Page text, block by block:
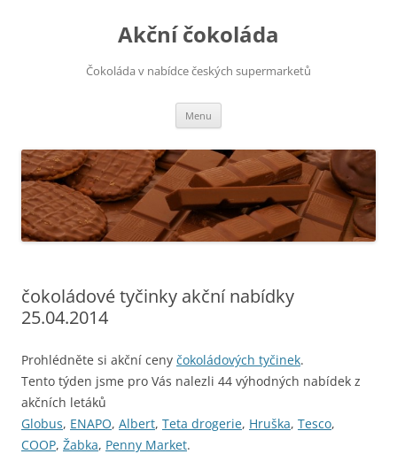
Akční čokoláda
Čokoláda v nabídce českých supermarketů
Menu
čokoládové tyčinky akční nabídky
25.04.2014
Prohlédněte si akční ceny čokoládových tyčinek.
Tento týden jsme pro Vás nalezli 44 výhodných nabídek z
akčních letáků
Globus, ENAPO, Albert, Teta drogerie, Hruška, Tesco,
COOP, Žabka, Penny Market.